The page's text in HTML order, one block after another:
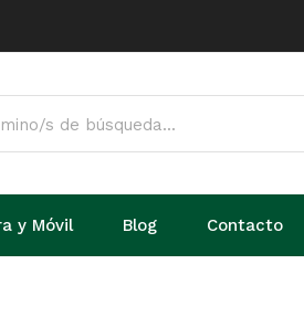
y Móvil Blog Contacto